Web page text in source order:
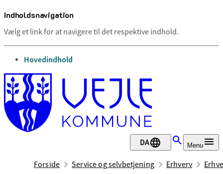
Indholdsnavigation
Vælg et link for at navigere til det respektive indhold.
gå til
Hovedindhold
DA Menu
Forside Service og selvbetjening Erhverv